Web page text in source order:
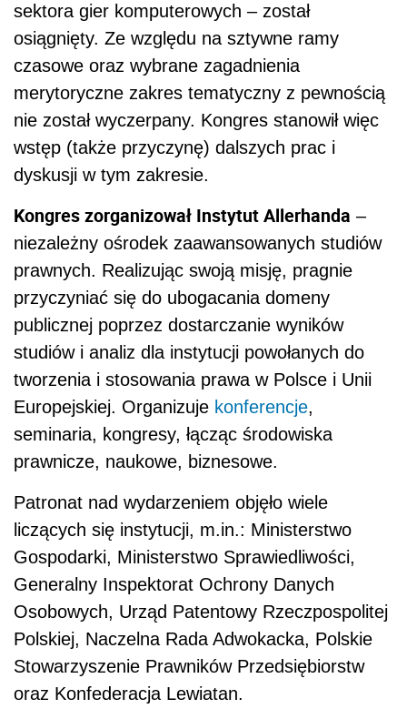
sektora gier komputerowych – został
osiągnięty. Ze względu na sztywne ramy
czasowe oraz wybrane zagadnienia
merytoryczne zakres tematyczny z pewnością
nie został wyczerpany. Kongres stanowił więc
wstęp (także przyczynę) dalszych prac i
dyskusji w tym zakresie.
Kongres zorganizował Instytut Allerhanda –
niezależny ośrodek zaawansowanych studiów
prawnych. Realizując swoją misję, pragnie
przyczyniać się do ubogacania domeny
publicznej poprzez dostarczanie wyników
studiów i analiz dla instytucji powołanych do
tworzenia i stosowania prawa w Polsce i Unii
Europejskiej. Organizuje konferencje,
seminaria, kongresy, łącząc środowiska
prawnicze, naukowe, biznesowe.
Patronat nad wydarzeniem objęło wiele
liczących się instytucji, m.in.: Ministerstwo
Gospodarki, Ministerstwo Sprawiedliwości,
Generalny Inspektorat Ochrony Danych
Osobowych, Urząd Patentowy Rzeczpospolitej
Polskiej, Naczelna Rada Adwokacka, Polskie
Stowarzyszenie Prawników Przedsiębiorstw
oraz Konfederacja Lewiatan.